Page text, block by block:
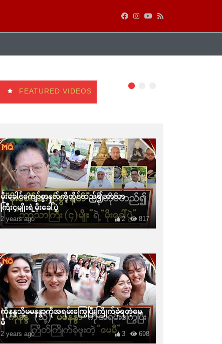
FEATURED VIDEOS
မိုးခေါင်ကျော်စွာနတ်ကိုတိုင်တည်၍ဘာသာ
ကြီး၄မျိုးရဲ့မိုးခေါ်ပွဲ
2 years ago 817
2
ကိုနန္ဒသို့မမနန္ဒာကိုအရမ်းကြွေပြီးကြိုက်ခဲ့ရတဲ့မေ
မီ
2 years ago 698
3